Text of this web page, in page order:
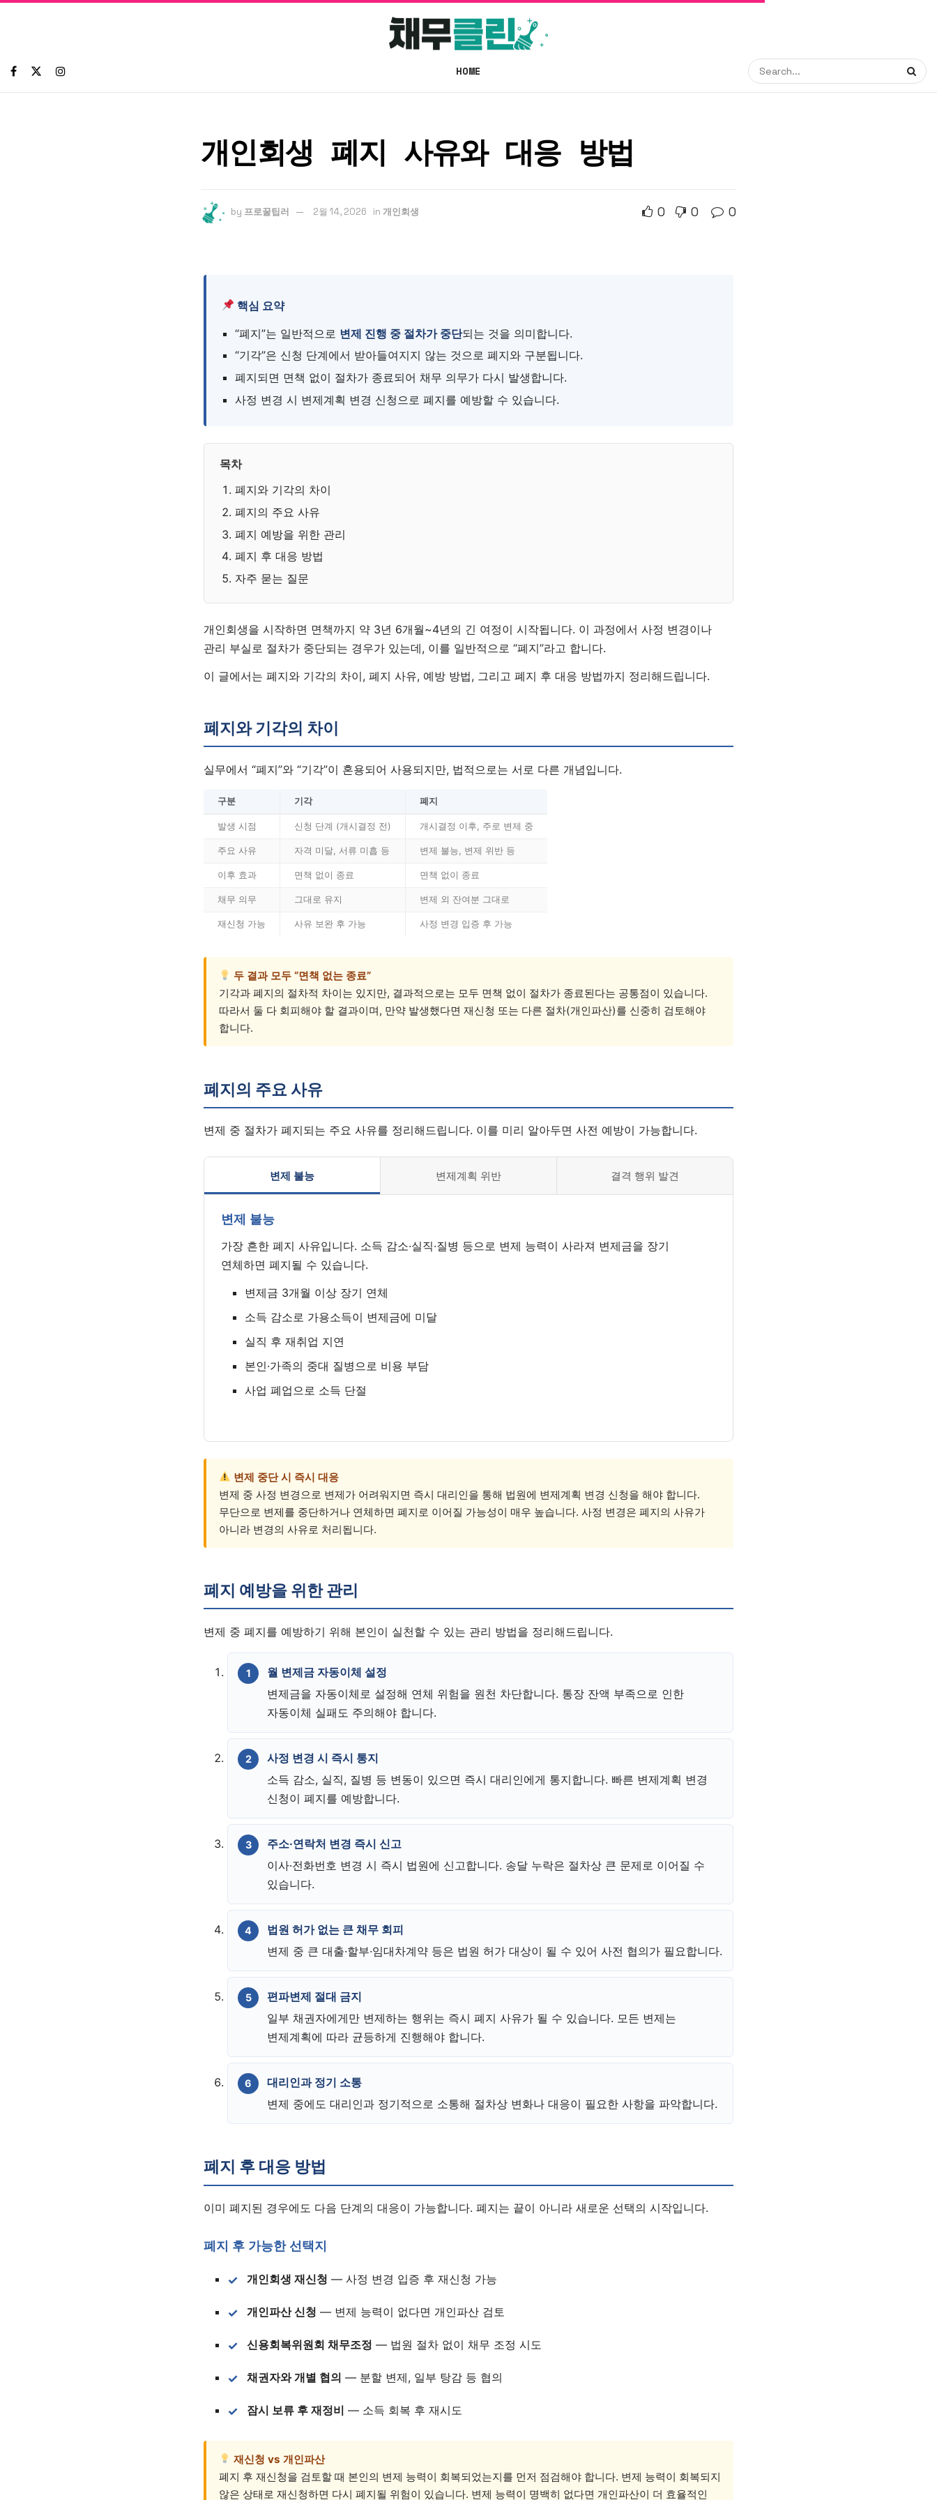
HOME
개인회생 폐지 사유와 대응 방법
by 프로꿀팁러 2월 14, 2026 in 개인회생 0 0 0
핵심 요약
“폐지”는 일반적으로 변제 진행 중 절차가 중단되는 것을 의미합니다.
“기각”은 신청 단계에서 받아들여지지 않는 것으로 폐지와 구분됩니다.
폐지되면 면책 없이 절차가 종료되어 채무 의무가 다시 발생합니다.
사정 변경 시 변제계획 변경 신청으로 폐지를 예방할 수 있습니다.
목차
폐지와 기각의 차이
폐지의 주요 사유
폐지 예방을 위한 관리
폐지 후 대응 방법
자주 묻는 질문
개인회생을 시작하면 면책까지 약 3년 6개월~4년의 긴 여정이 시작됩니다. 이 과정에서 사정 변경이나
관리 부실로 절차가 중단되는 경우가 있는데, 이를 일반적으로 “폐지”라고 합니다.
이 글에서는 폐지와 기각의 차이, 폐지 사유, 예방 방법, 그리고 폐지 후 대응 방법까지 정리해드립니다.
폐지와 기각의 차이
실무에서 “폐지”와 “기각”이 혼용되어 사용되지만, 법적으로는 서로 다른 개념입니다.
구분 기각 폐지
발생 시점 신청 단계 (개시결정 전) 개시결정 이후, 주로 변제 중
주요 사유 자격 미달, 서류 미흡 등 변제 불능, 변제 위반 등
이후 효과 면책 없이 종료 면책 없이 종료
채무 의무 그대로 유지 변제 외 잔여분 그대로
재신청 가능 사유 보완 후 가능 사정 변경 입증 후 가능
두 결과 모두 “면책 없는 종료”
기각과 폐지의 절차적 차이는 있지만, 결과적으로는 모두 면책 없이 절차가 종료된다는 공통점이 있습니다.
따라서 둘 다 회피해야 할 결과이며, 만약 발생했다면 재신청 또는 다른 절차(개인파산)를 신중히 검토해야
합니다.
폐지의 주요 사유
변제 중 절차가 폐지되는 주요 사유를 정리해드립니다. 이를 미리 알아두면 사전 예방이 가능합니다.
변제 불능 변제계획 위반 결격 행위 발견
변제 불능
가장 흔한 폐지 사유입니다. 소득 감소·실직·질병 등으로 변제 능력이 사라져 변제금을 장기
연체하면 폐지될 수 있습니다.
변제금 3개월 이상 장기 연체
소득 감소로 가용소득이 변제금에 미달
실직 후 재취업 지연
본인·가족의 중대 질병으로 비용 부담
사업 폐업으로 소득 단절
변제 중단 시 즉시 대응
변제 중 사정 변경으로 변제가 어려워지면 즉시 대리인을 통해 법원에 변제계획 변경 신청을 해야 합니다.
무단으로 변제를 중단하거나 연체하면 폐지로 이어질 가능성이 매우 높습니다. 사정 변경은 폐지의 사유가
아니라 변경의 사유로 처리됩니다.
폐지 예방을 위한 관리
변제 중 폐지를 예방하기 위해 본인이 실천할 수 있는 관리 방법을 정리해드립니다.
월 변제금 자동이체 설정
변제금을 자동이체로 설정해 연체 위험을 원천 차단합니다. 통장 잔액 부족으로 인한
자동이체 실패도 주의해야 합니다.
사정 변경 시 즉시 통지
소득 감소, 실직, 질병 등 변동이 있으면 즉시 대리인에게 통지합니다. 빠른 변제계획 변경
신청이 폐지를 예방합니다.
주소·연락처 변경 즉시 신고
이사·전화번호 변경 시 즉시 법원에 신고합니다. 송달 누락은 절차상 큰 문제로 이어질 수
있습니다.
법원 허가 없는 큰 채무 회피
변제 중 큰 대출·할부·임대차계약 등은 법원 허가 대상이 될 수 있어 사전 협의가 필요합니다.
편파변제 절대 금지
일부 채권자에게만 변제하는 행위는 즉시 폐지 사유가 될 수 있습니다. 모든 변제는
변제계획에 따라 균등하게 진행해야 합니다.
대리인과 정기 소통
변제 중에도 대리인과 정기적으로 소통해 절차상 변화나 대응이 필요한 사항을 파악합니다.
폐지 후 대응 방법
이미 폐지된 경우에도 다음 단계의 대응이 가능합니다. 폐지는 끝이 아니라 새로운 선택의 시작입니다.
폐지 후 가능한 선택지
개인회생 재신청 — 사정 변경 입증 후 재신청 가능
개인파산 신청 — 변제 능력이 없다면 개인파산 검토
신용회복위원회 채무조정 — 법원 절차 없이 채무 조정 시도
채권자와 개별 협의 — 분할 변제, 일부 탕감 등 협의
잠시 보류 후 재정비 — 소득 회복 후 재시도
재신청 vs 개인파산
폐지 후 재신청을 검토할 때 본인의 변제 능력이 회복되었는지를 먼저 점검해야 합니다. 변제 능력이 회복되지
않은 상태로 재신청하면 다시 폐지될 위험이 있습니다. 변제 능력이 명백히 없다면 개인파산이 더 효율적인